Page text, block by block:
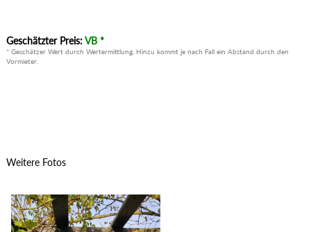
Geschätzter Preis:VB *
* Geschätzer Wert durch Wertermittlung. Hinzu kommt je nach Fall ein Abstand durch den
Vormieter.
Weitere Fotos